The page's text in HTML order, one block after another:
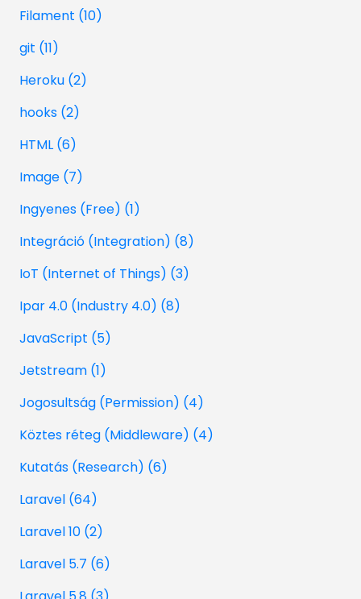
Filament (10)
git (11)
Heroku (2)
hooks (2)
HTML (6)
Image (7)
Ingyenes (Free) (1)
Integráció (Integration) (8)
IoT (Internet of Things) (3)
Ipar 4.0 (Industry 4.0) (8)
JavaScript (5)
Jetstream (1)
Jogosultság (Permission) (4)
Köztes réteg (Middleware) (4)
Kutatás (Research) (6)
Laravel (64)
Laravel 10 (2)
Laravel 5.7 (6)